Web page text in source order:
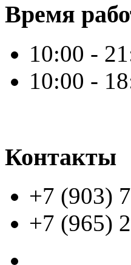
Время
10:00 -
10:00 -
Контакты
+7 (903)
+7 (965)